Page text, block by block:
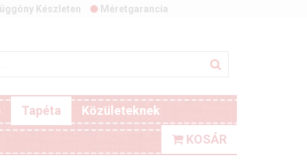
Készleten
Méretgarancia
Tapéta
Közületeknek
KOSÁR